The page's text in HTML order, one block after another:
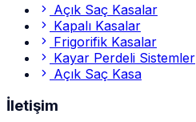
Açık Saç Kasalar
Kapalı Kasalar
Frigorifik Kasalar
Kayar Perdeli Sistemler
Açık Saç Kasa
İletişim